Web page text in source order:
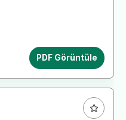
PDF Görüntüle